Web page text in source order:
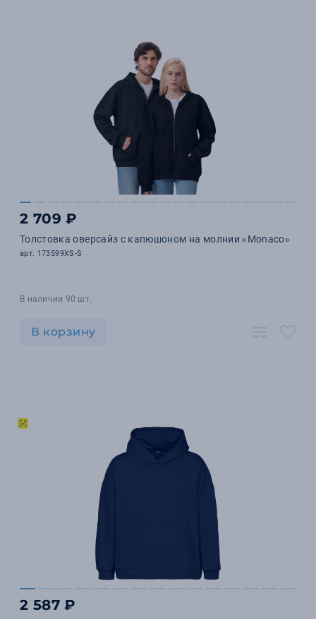
2 709 ₽
Толстовка оверсайз с капюшоном на молнии «Monaco»
арт. 173599XS-S
В наличии 90 шт.
В корзину
2 587 ₽